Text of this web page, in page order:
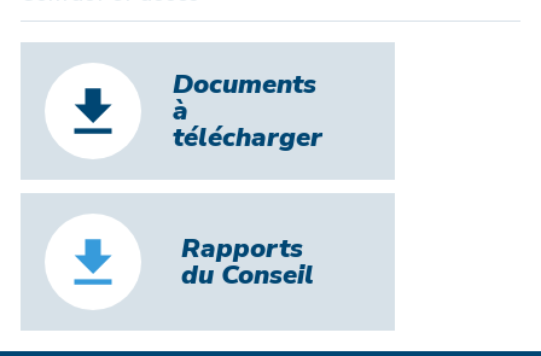
Documents
à
télécharger
Rapports
du Conseil